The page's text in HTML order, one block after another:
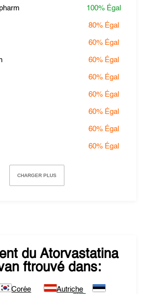
100% Égal
80% Égal
60% Égal
60% Égal
60% Égal
60% Égal
60% Égal
60% Égal
60% Égal
CHARGER PLUS
du Atorvastatina
ftrouvé dans:
Corée
Autriche